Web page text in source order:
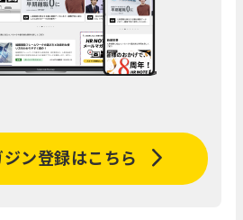
ン登録はこちら